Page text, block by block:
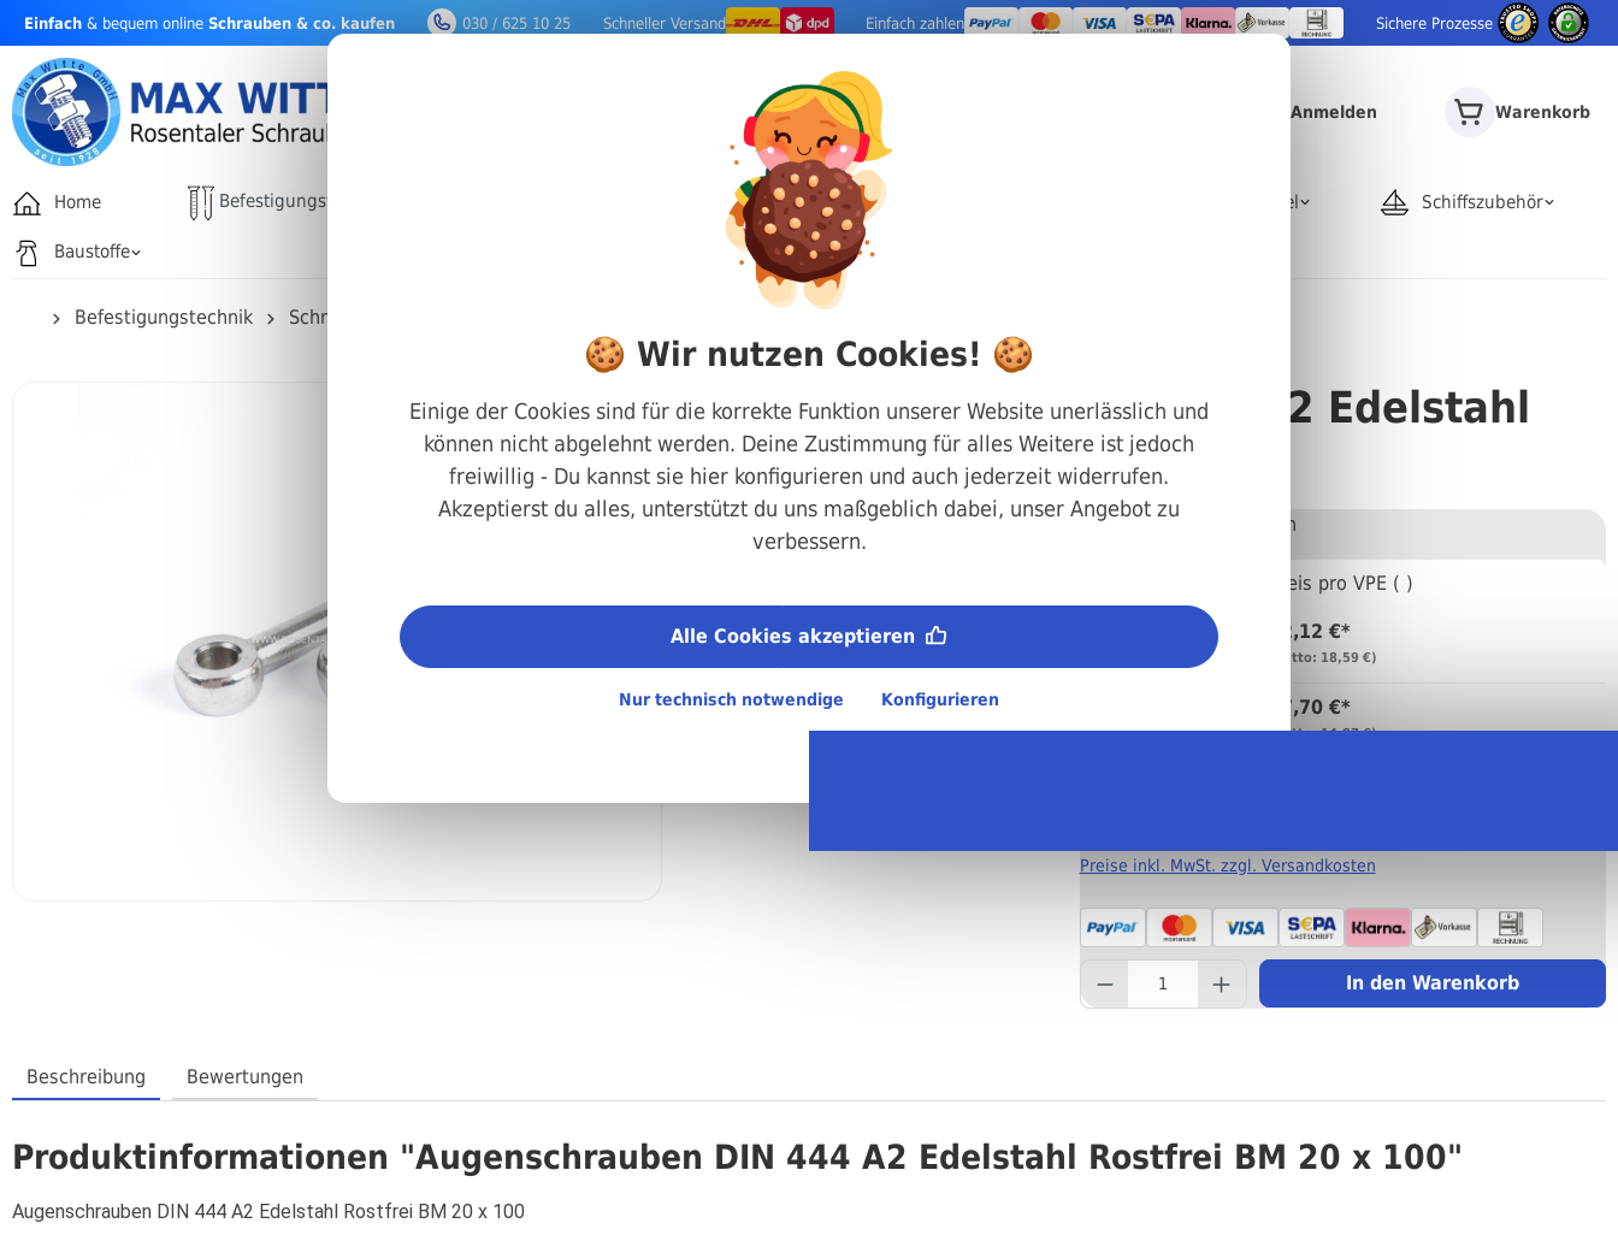
springen
Einfach & bequem online Schrauben & co. kaufen 030 / 625 10 25 Schneller Versand Einfach zahlen Sichere Prozesse
Anmelden Warenkorb
Home Befestigungstechnik Werkzeuge Rohrartikel Schiffszubehör
Baustoffe
Befestigungstechnik Schrauben
Augenschrauben DIN 444 A2 Edelstahl
Rostfrei BM 20 x 100
Art.-Nr.
200444200100
100 mm
A2 Edelstahl
Stückweise bestellen
Preis pro VPE ( )
22,12 €*
(netto: 18,59 €)
17,70 €*
(netto: 14,87 €)
Preise inkl. MwSt. zzgl. Versandkosten
In den Warenkorb
Beschreibung Bewertungen
Produktinformationen "Augenschrauben DIN 444 A2 Edelstahl Rostfrei BM 20 x 100"
Augenschrauben DIN 444 A2 Edelstahl Rostfrei BM 20 x 100
🍪 Wir nutzen Cookies! 🍪
Einige der Cookies sind für die korrekte Funktion unserer Website unerlässlich und
können nicht abgelehnt werden. Deine Zustimmung für alles Weitere ist jedoch
freiwillig - Du kannst sie hier konfigurieren und auch jederzeit widerrufen.
Akzeptierst du alles, unterstützt du uns maßgeblich dabei, unser Angebot zu
verbessern.
Alle Cookies akzeptieren
Nur technisch notwendige Konfigurieren